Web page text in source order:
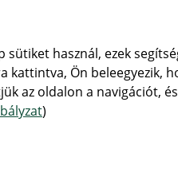
sütiket használ, ezek
kattintva, Ön beleegyezik,
az oldalon a navigációt,
)
(+36